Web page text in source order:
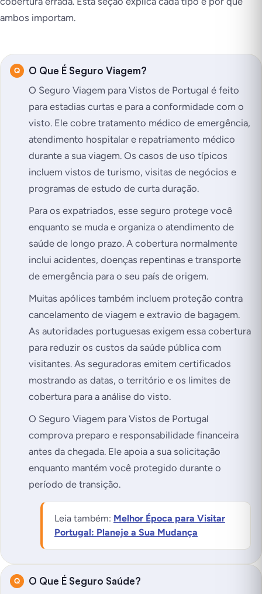
ambos importam.
O Que É Seguro Viagem?
O Seguro Viagem para Vistos de Portugal é feito
para estadias curtas e para a conformidade com o
visto. Ele cobre tratamento médico de emergência,
atendimento hospitalar e repatriamento médico
durante a sua viagem. Os casos de uso típicos
incluem vistos de turismo, visitas de negócios e
programas de estudo de curta duração.
Para os expatriados, esse seguro protege você
enquanto se muda e organiza o atendimento de
saúde de longo prazo. A cobertura normalmente
inclui acidentes, doenças repentinas e transporte
de emergência para o seu país de origem.
Muitas apólices também incluem proteção contra
cancelamento de viagem e extravio de bagagem.
As autoridades portuguesas exigem essa cobertura
para reduzir os custos da saúde pública com
visitantes. As seguradoras emitem certificados
mostrando as datas, o território e os limites de
cobertura para a análise do visto.
O Seguro Viagem para Vistos de Portugal
comprova preparo e responsabilidade financeira
antes da chegada. Ele apoia a sua solicitação
enquanto mantém você protegido durante o
período de transição.
Leia também: Melhor Época para Visitar
Portugal: Planeje a Sua Mudança
O Que É Seguro Saúde?